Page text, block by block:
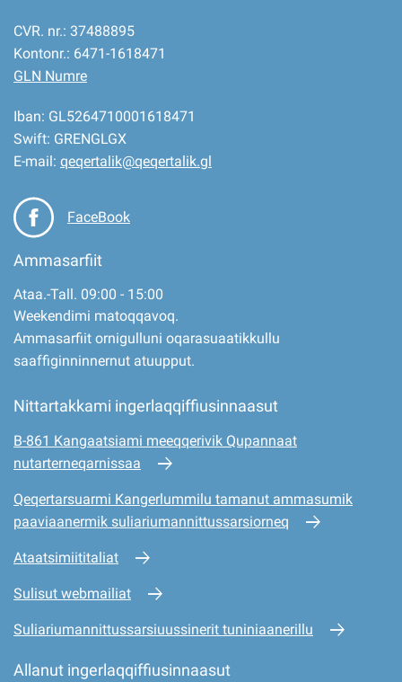
CVR. nr.: 37488895
Kontonr.: 6471-1618471
GLN Numre
Iban: GL5264710001618471
Swift: GRENGLGX
E-mail: qeqertalik@qeqertalik.gl
FaceBook
Ammasarfiit
Ataa.-Tall. 09:00 - 15:00
Weekendimi matoqqavoq.
Ammasarfiit ornigulluni oqarasuaatikkullu
saaffiginninnernut atuupput.
Nittartakkami ingerlaqqiffiusinnaasut
B-861 Kangaatsiami meeqqerivik Qupannaat
nutarterneqarnissaa
Qeqertarsuarmi Kangerlummilu tamanut ammasumik
paaviaanermik suliariumannittussarsiorneq
Ataatsimiititaliat
Sulisut webmailiat
Suliariumannittussarsiuussinerit tuniniaanerillu
Allanut ingerlaqqiffiusinnaasut